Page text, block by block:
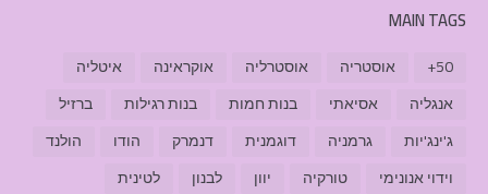
MAIN TAGS
50+ אוסטריה אוסטרליה אוקראינה
איטליה
אנגליה
אסיאתי בנות חמות בנות רגילות
ברזיל
ג'ינג'יות
גרמניה דוגמנית דנמרק הודו
הולנד
וידוי אנונימי
טורקיה יוון לבנון
לטינית